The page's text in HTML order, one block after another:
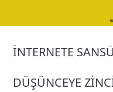
İNTERNETE
DÜŞÜNCEYE